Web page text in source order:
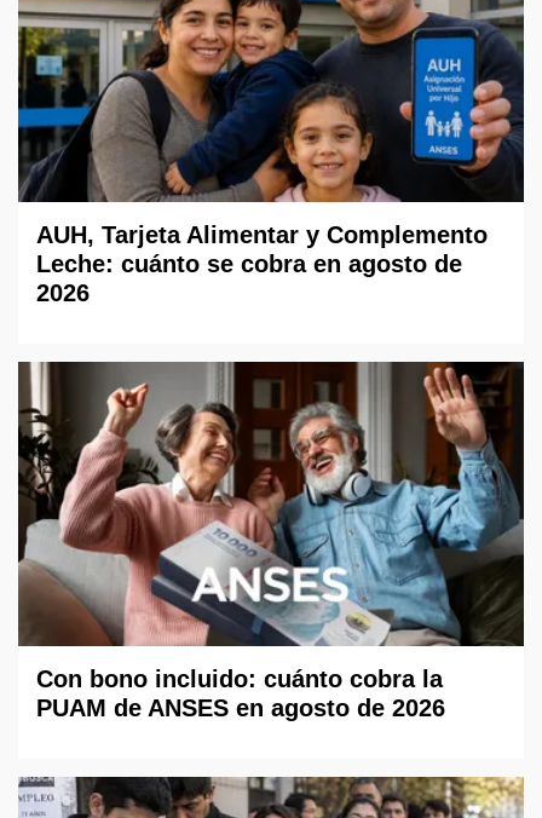
AUH, Tarjeta Alimentar y Complemento
Leche: cuánto se cobra en agosto de
2026
Con bono incluido: cuánto cobra la
PUAM de ANSES en agosto de 2026